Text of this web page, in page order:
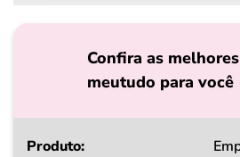
Confira as
meutudo para você
Produto